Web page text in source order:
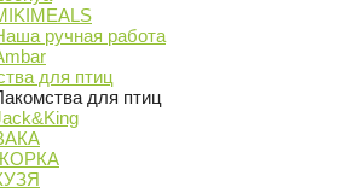
ручная работа
для птиц
для птиц